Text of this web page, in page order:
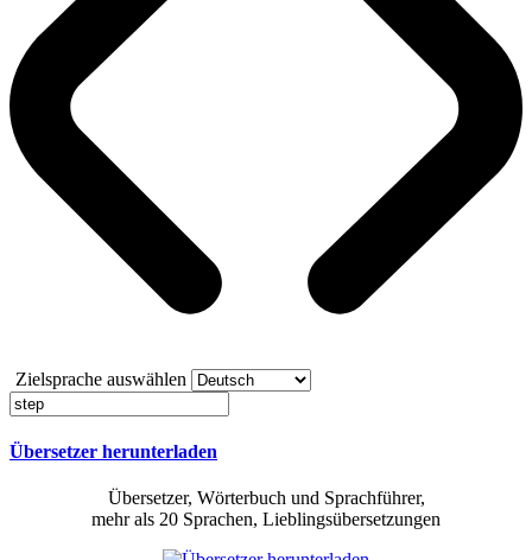
Zielsprache auswählen
Übersetzer herunterladen
Übersetzer, Wörterbuch und Sprachführer,
mehr als 20 Sprachen, Lieblingsübersetzungen